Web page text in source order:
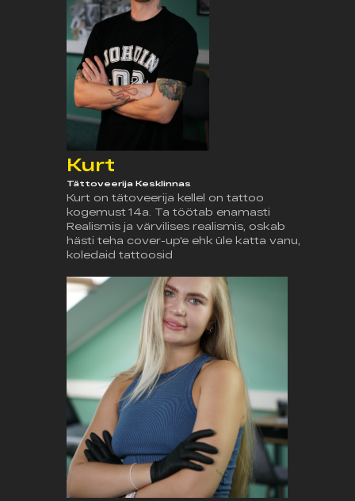
Kurt
Tättoveerija Kesklinnas
Kurt on tätoveerija kellel on tattoo
kogemust 14a. Ta töötab enamasti
Realismis ja värvilises realismis, oskab
hästi teha cover-up'e ehk üle katta vanu,
koledaid tattoosid